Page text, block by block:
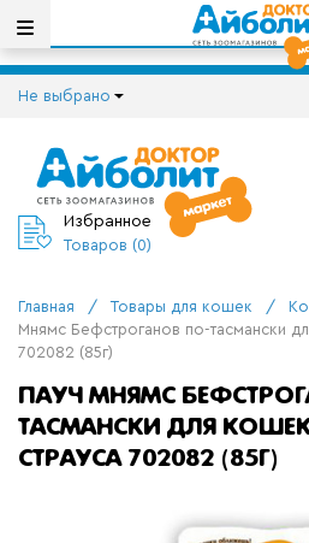
Не выбрано
Избранное
Товаров (0)
Главная / Товары для кошек /
Мнямс Бефстроганов по-тасмански
702082 (85г)
ПАУЧ МНЯМС
ТАСМАНСКИ ДЛЯ
СТРАУСА 702082 (85Г)